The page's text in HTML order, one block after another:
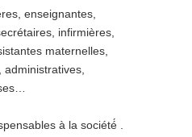
enseignantes,
infirmières,
maternelles,
à la société́ .